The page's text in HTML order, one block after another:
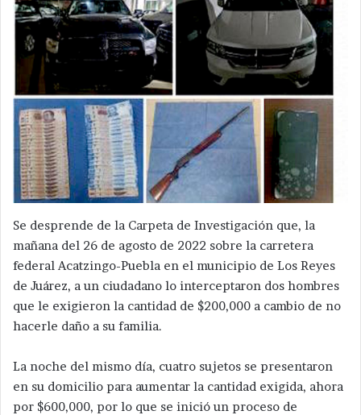
Se desprende de la Carpeta de Investigación que, la
mañana del 26 de agosto de 2022 sobre la carretera
federal Acatzingo-Puebla en el municipio de Los Reyes
de Juárez, a un ciudadano lo interceptaron dos hombres
que le exigieron la cantidad de $200,000 a cambio de no
hacerle daño a su familia.
La noche del mismo día, cuatro sujetos se presentaron
en su domicilio para aumentar la cantidad exigida, ahora
por $600,000, por lo que se inició un proceso de